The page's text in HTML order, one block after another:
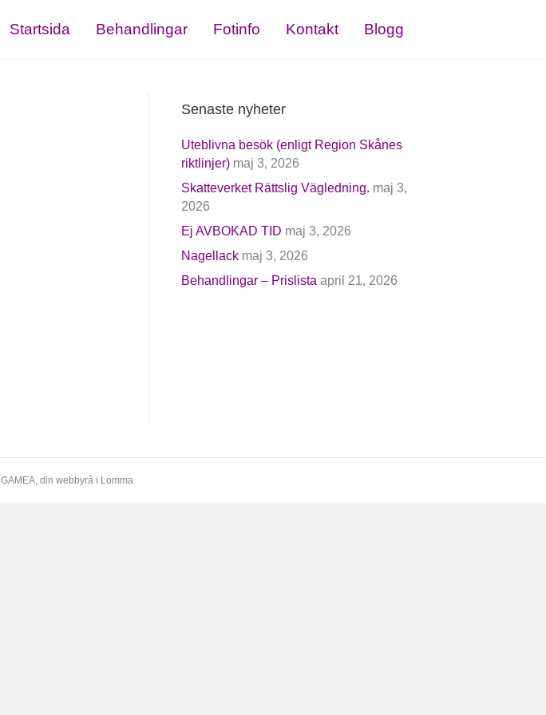
Startsida Behandlingar Fotinfo Kontakt Blogg
Senaste nyheter
Uteblivna besök (enligt Region Skånes
riktlinjer) maj 3, 2026
Skatteverket Rättslig Vägledning. maj 3,
2026
Ej AVBOKAD TID maj 3, 2026
Nagellack maj 3, 2026
Behandlingar – Prislista april 21, 2026
GAMEA, din webbyrå i Lomma